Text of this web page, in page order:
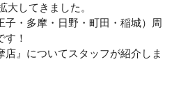
してきました。
子・多摩・日野・町田・稲城）周
！
』についてスタッフが紹介しま